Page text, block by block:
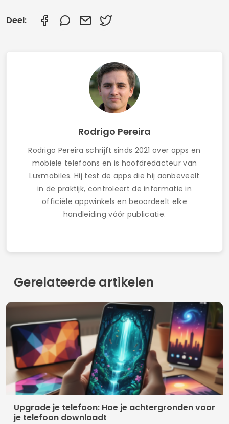
Deel:
Rodrigo Pereira
Rodrigo Pereira schrijft sinds 2021 over apps en
mobiele telefoons en is hoofdredacteur van
Luxmobiles. Hij test de apps die hij aanbeveelt
in de praktijk, controleert de informatie in
officiële appwinkels en beoordeelt elke
handleiding vóór publicatie.
Gerelateerde artikelen
Upgrade je telefoon: Hoe je achtergronden voor
je telefoon downloadt